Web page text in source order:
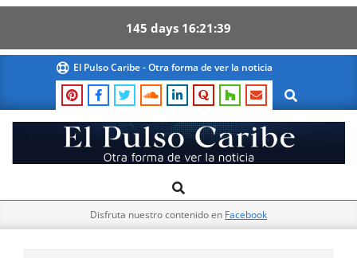
145 days 16 21 38
content
El Pulso Caribe - Otra forma de ver la noticia
Search
El
Pulso
Navigation
Search
Disfruta nuestro contenido en Facebook